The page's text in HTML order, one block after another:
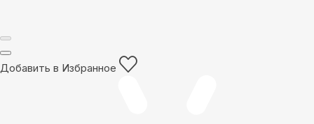
Добавить в Избранное